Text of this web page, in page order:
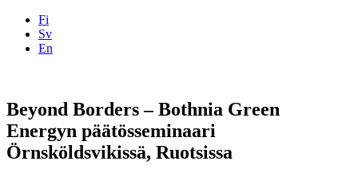
Fi
Sv
En
Beyond Borders – Bothnia Green
Energyn päätösseminaari
Örnsköldsvikissä, Ruotsissa